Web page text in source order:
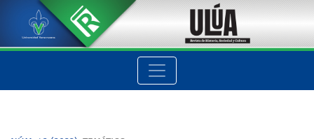
Los vínculos mercantiles atlánticos de Antequera de